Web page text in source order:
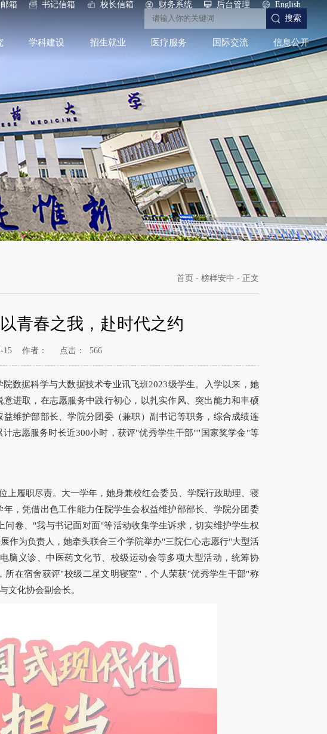
箱 书记信箱 校长信箱 财务系统 后台管理
English
搜索
学科建设 招生就业 医疗服务 国际交流 信息公开
首页- 榜样安中 - 正文
青春之我，赴时代之约
15 作者： 点击： 566
数据科学与大数据技术专业讯飞班2023级学生。入学以来，她
进取，在志愿服务中践行初心，以扎实作风、突出能力和丰硕
维护部部长、学院分团委（兼职）副书记等职务，综合成绩连
志愿服务时长近300小时，获评"优秀学生干部""国家奖学金"等
履职尽责。大一学年，她身兼校红会委员、学院行政助理、寝
，凭借出色工作能力任院学生会权益维护部部长、学院分团委
卷、"我与书记面对面"等活动收集学生诉求，切实维护学生权
作为负责人，她牵头联合三个学院举办"三院仁心志愿行"大型活
脑义诊、中医药文化节、校级运动会等多项大型活动，统筹协
在宿舍获评"校级二星文明寝室"，个人荣获"优秀学生干部"称
文化协会副会长。